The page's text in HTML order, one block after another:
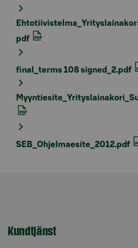
pdf
final_terms 108 signed_2.pdf
SEB_Ohjelmaesite_2012.pdf
Kundtjänst